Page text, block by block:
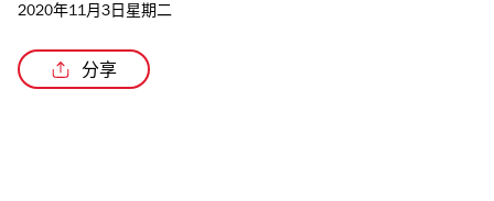
2020年11月3日星期二
分享